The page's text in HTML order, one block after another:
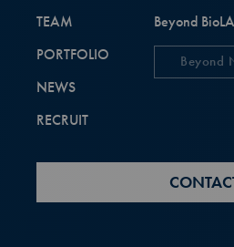
TEAM
PORTFOLIO
NEWS
RECRUIT
Beyond
Beyond